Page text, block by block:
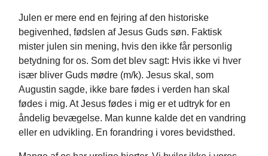
Julen er mere end en fejring af den historiske
begivenhed, fødslen af Jesus Guds søn. Faktisk
mister julen sin mening, hvis den ikke får personlig
betydning for os. Som det blev sagt: Hvis ikke vi hver
især bliver Guds mødre (m/k). Jesus skal, som
Augustin sagde, ikke bare fødes i verden han skal
fødes i mig. At Jesus fødes i mig er et udtryk for en
åndelig bevægelse. Man kunne kalde det en vandring
eller en udvikling. En forandring i vores bevidsthed.